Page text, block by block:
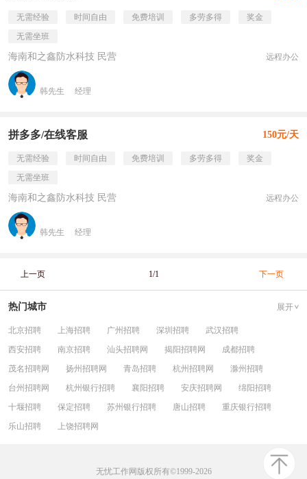
无需经验 时间自由 免费培训 多劳多得
奖金
无需坐班
海南和之鑫防水科技 民营 远程办公
韩先生 经理
拼多多/在线客服 150元/天
无需经验 时间自由 免费培训 多劳多得
奖金
无需坐班
海南和之鑫防水科技 民营 远程办公
韩先生 经理
上一页 1/1 下一页
热门城市 展开
北京招聘 上海招聘 广州招聘 深圳招聘
武汉招聘
西安招聘
南京招聘 汕头招聘网 揭阳招聘网
成都招聘
茂名招聘网
扬州招聘网 青岛招聘 杭州招聘网
滁州招聘
台州招聘网
杭州银行招聘 襄阳招聘 安庆招聘网
绵阳招聘
十堰招聘
保定招聘 苏州银行招聘 唐山招聘
重庆银行招聘
乐山招聘
上饶招聘网
无忧工作网版权所有©1999-2026